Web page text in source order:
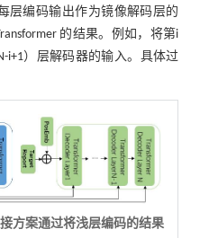
层编码输出作为镜像解码层的
的结果。例如，将第i
i+1）层解码器的输入。具体过
方案通过将浅层编码的结果